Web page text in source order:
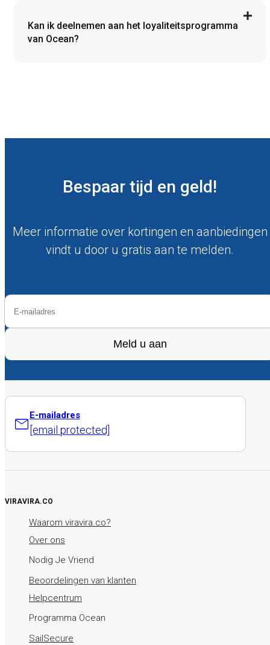
Kan ik deelnemen aan het loyaliteitsprogramma
van Ocean?
Bespaar tijd en geld!
Meer informatie over kortingen en aanbiedingen
vindt u door u gratis aan te melden.
Meld u aan
E-mailadres
[email protected]
VIRAVIRA.CO
Waarom viravira.co?
Over ons
Nodig Je Vriend
Beoordelingen van klanten
Helpcentrum
Programma Ocean
SailSecure